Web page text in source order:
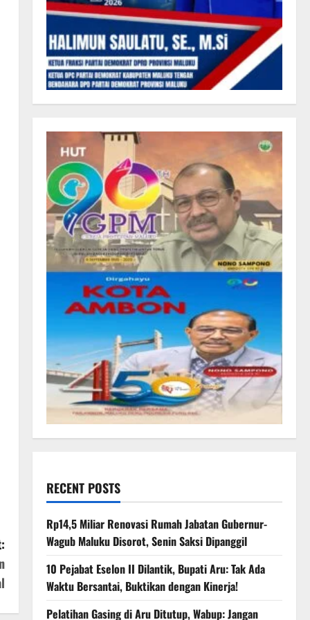
RECENT POSTS
Rp14,5 Miliar Renovasi Rumah Jabatan Gubernur-
Wagub Maluku Disorot, Senin Saksi Dipanggil
10 Pejabat Eselon II Dilantik, Bupati Aru: Tak Ada
Waktu Bersantai, Buktikan dengan Kinerja!
Pelatihan Gasing di Aru Ditutup, Wabup: Jangan